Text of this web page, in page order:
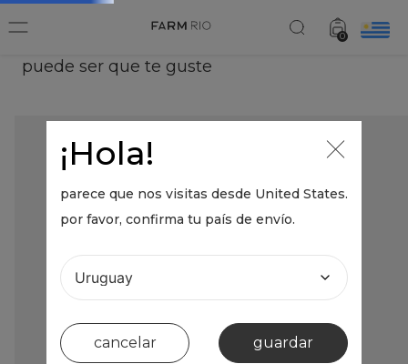
0
¡Hola!
parece que nos visitas desde United States.
por favor, confirma tu país de envío.
cancelar guardar
puede ser que te guste